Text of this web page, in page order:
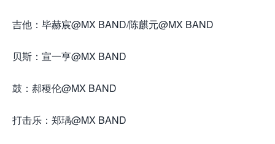
吉他：毕赫宸@MX BAND/陈麒元@MX BAND
贝斯：宣一亨@MX BAND
鼓：郝稷伦@MX BAND
打击乐：郑瑀@MX BAND